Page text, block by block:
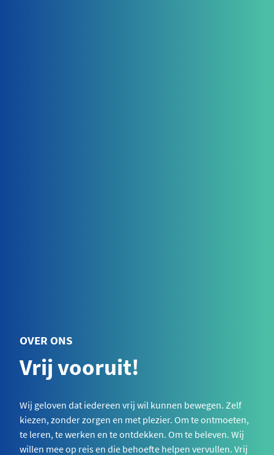
OVER ONS
Vrij vooruit!
Wij geloven dat iedereen vrij wil kunnen bewegen. Zelf
kiezen, zonder zorgen en met plezier. Om te ontmoeten,
te leren, te werken en te ontdekken. Om te beleven. Wij
willen mee op reis en die behoefte helpen vervullen. Vrij